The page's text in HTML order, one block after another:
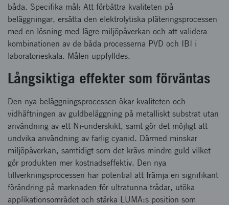
båda. Specifika mål: Att förbättra kvaliteten på
beläggningar, ersätta den elektrolytiska pläteringsprocessen
med en lösning med lägre miljöpåverkan och att validera
kombinationen av de båda processerna PVD och IBI i
laboratorieskala. Målen uppfylldes.
Långsiktiga effekter som förväntas
Den nya beläggningsprocessen ökar kvaliteten och
vidhäftningen av guldbeläggning på metalliskt substrat utan
användning av ett Ni-underskikt, samt gör det möjligt att
undvika användning av farlig cyanid. Därmed minskar
miljöpåverkan, samtidigt som det krävs mindre guld vilket
gör produkten mer kostnadseffektiv. Den nya
tillverkningsprocessen har potential att främja en signifikant
förändring på marknaden för ultratunna trådar, utöka
applikationsområdet och stärka LUMA:s position som